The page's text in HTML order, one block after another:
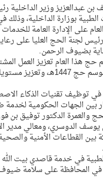
وزير الداخلية
بوزارة الداخلية،
على الإدارة العامة
لجنة الحج العليا على
بضيوف الرحمن.
هذا العام تعزيز العمل
الخدمات الصحية والأمنية
في توظيف تقنيات الذكاء
بين الجهات الحكومية
والعمرة الدكتور توفيق بن
الدوسري، ومعالي مدير
القطاعات الأمنية
في خدمة قاصدي بيت الله
المحافظة على سلامة ضيوف